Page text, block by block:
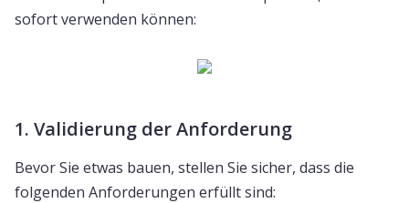
sofort verwenden können:
1. Validierung der Anforderung
Bevor Sie etwas bauen, stellen Sie sicher, dass die
folgenden Anforderungen erfüllt sind: